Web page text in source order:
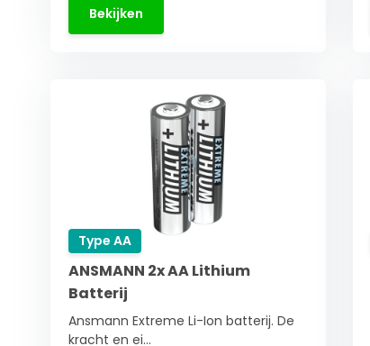
Bekijken
Type AA
ANSMANN 2x AA Lithium
Batterij
Ansmann Extreme Li-Ion batterij. De
kracht en ei...